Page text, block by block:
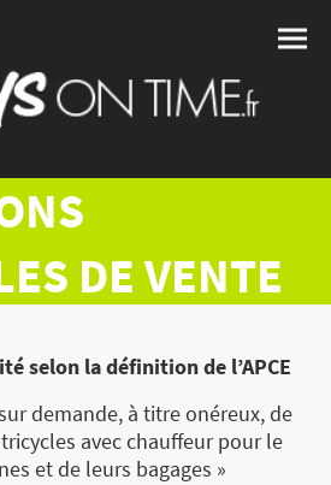
DE VENTE
selon la définition de l’APCE
demande, à titre onéreux, de
avec chauffeur pour le
et de leurs bagages »